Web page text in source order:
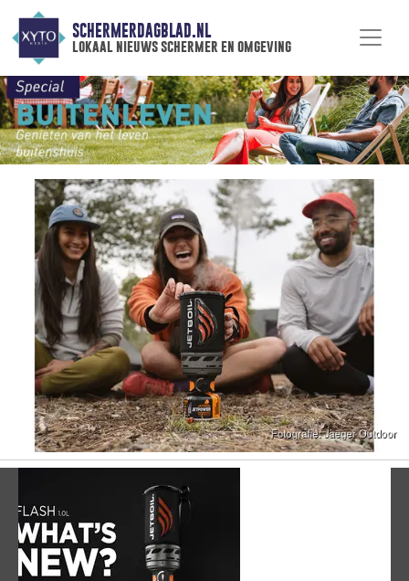
SCHERMERDAGBLAD.NL
lokaal nieuws schermer en omgeving
Vorige